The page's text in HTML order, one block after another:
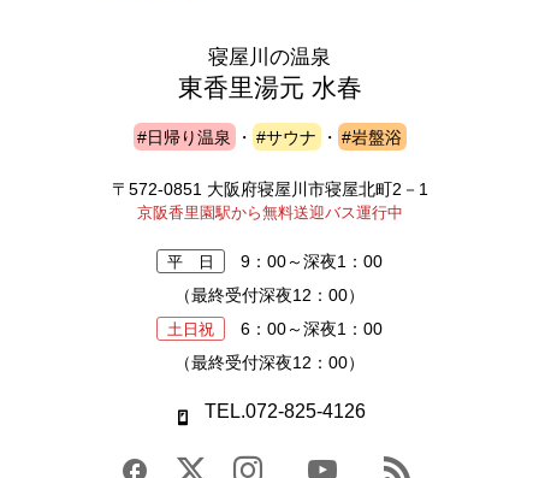
寝屋川の温泉
東香里湯元 水春
#日帰り温泉 ・ #サウナ ・ #岩盤浴
〒572-0851 大阪府寝屋川市寝屋北町2－1
京阪香里園駅から無料送迎バス運行中
平 日
9：00～深夜1：00
（最終受付深夜12：00）
土日祝
6：00～深夜1：00
（最終受付深夜12：00）
TEL.072-825-4126